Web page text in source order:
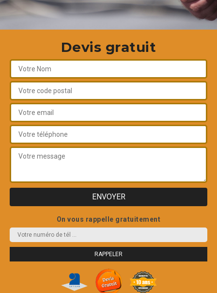
Devis gratuit
On vous rappelle gratuitement